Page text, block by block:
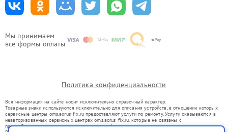
Мы принимаем
все формы оплаты
Политика конфиденциальности
Вся информация на сайте носит исключительно справочный характер.
Товарные знаки используются исключительно для описания устройств, в отношении которых
сервисные центры oms.aorus-fix.ru предоставляют услуги по ремонту. Услуги оказываются в
неавторизованных сервисных центрах oms.aorus-fix.ru, которые не связаны с
правообладателями товарных знаков или их официальными представителями.